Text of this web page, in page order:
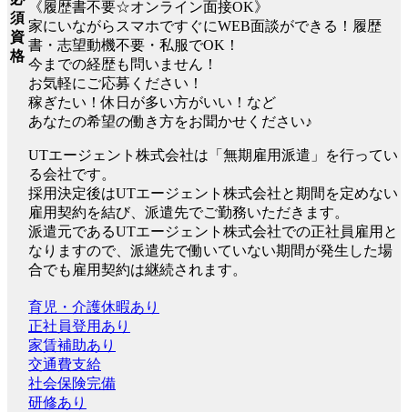
須
資
格
《履歴書不要☆オンライン面接OK》
家にいながらスマホですぐにWEB面談ができる！履歴
書・志望動機不要・私服でOK！
今までの経歴も問いません！
お気軽にご応募ください！
稼ぎたい！休日が多い方がいい！など
あなたの希望の働き方をお聞かせください♪
UTエージェント株式会社は「無期雇用派遣」を行ってい
る会社です。
採用決定後はUTエージェント株式会社と期間を定めない
雇用契約を結び、派遣先でご勤務いただきます。
派遣元であるUTエージェント株式会社での正社員雇用と
なりますので、派遣先で働いていない期間が発生した場
合でも雇用契約は継続されます。
育児・介護休暇あり
正社員登用あり
家賃補助あり
交通費支給
社会保険完備
研修あり